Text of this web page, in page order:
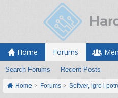
Home Forums
Search Forums Recent Posts
Home Forums Softver, igre i